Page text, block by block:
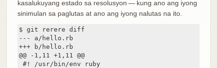
kasalukuyang estado sa resolusyon — kung ano ang iyong
sinimulan sa paglutas at ano ang iyong nalutas na ito.
$ git rerere diff
--- a/hello.rb
+++ b/hello.rb
@@ -1,11 +1,11 @@
#! /usr/bin/env ruby